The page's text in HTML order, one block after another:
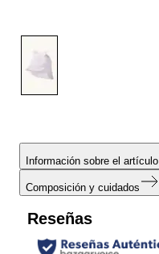
Información sobre el artículo
Composición y cuidados
Reseñas